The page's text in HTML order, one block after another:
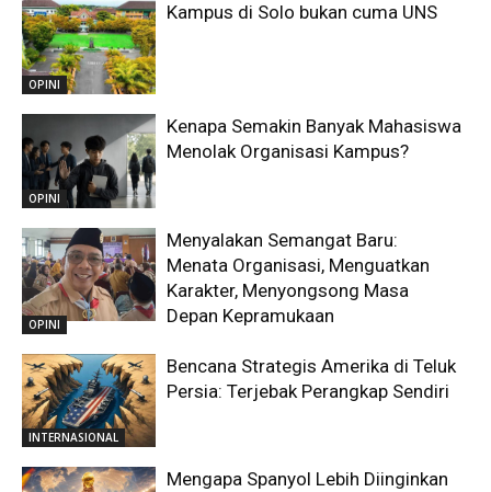
OPINI
Kampus di Solo bukan cuma UNS
OPINI
Kenapa Semakin Banyak Mahasiswa
Menolak Organisasi Kampus?
OPINI
Menyalakan Semangat Baru:
Menata Organisasi, Menguatkan
Karakter, Menyongsong Masa
Depan Kepramukaan
INTERNASIONAL
Bencana Strategis Amerika di Teluk
Persia: Terjebak Perangkap Sendiri
Mengapa Spanyol Lebih Diinginkan